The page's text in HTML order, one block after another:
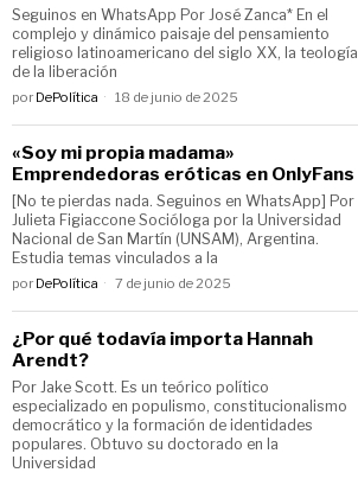
Seguinos en WhatsApp Por José Zanca* En el
complejo y dinámico paisaje del pensamiento
religioso latinoamericano del siglo XX, la teología
de la liberación
por DePolítica 18 de junio de 2025
«Soy mi propia madama»
Emprendedoras eróticas en OnlyFans
[No te pierdas nada. Seguinos en WhatsApp] Por
Julieta Figiaccone Socióloga por la Universidad
Nacional de San Martín (UNSAM), Argentina.
Estudia temas vinculados a la
por DePolítica 7 de junio de 2025
¿Por qué todavía importa Hannah
Arendt?
Por Jake Scott. Es un teórico político
especializado en populismo, constitucionalismo
democrático y la formación de identidades
populares. Obtuvo su doctorado en la
Universidad